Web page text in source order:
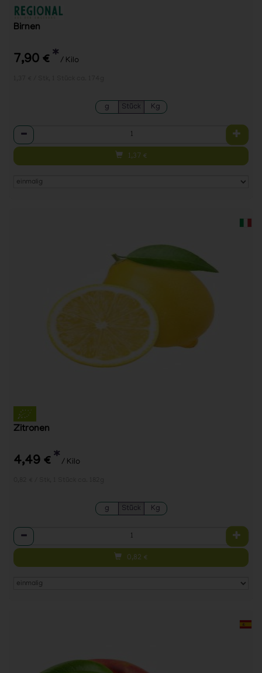
Birnen
7,90 € * / Kilo
g Stück Kg
Anzahl
1,37 €
Zitronen
4,49 € * / Kilo
g Stück Kg
Anzahl
0,82 €